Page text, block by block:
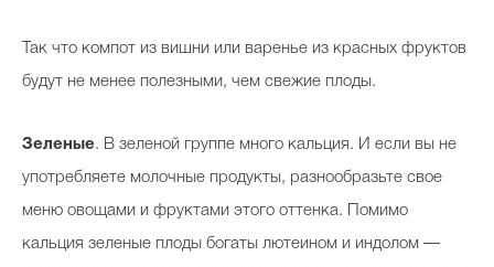
Так что компот из вишни или варенье из красных фруктов
будут не менее полезными, чем свежие плоды.
Зеленые. В зеленой группе много кальция. И если вы не
употребляете молочные продукты, разнообразьте свое
меню овощами и фруктами этого оттенка. Помимо
кальция зеленые плоды богаты лютеином и индолом —